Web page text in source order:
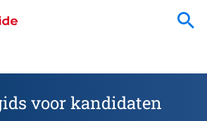
voor kandidaten